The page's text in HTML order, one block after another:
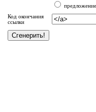
Код окончания
ссылки